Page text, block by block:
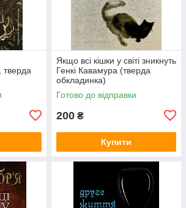
Якщо всі кішки у світі зникнуть
Генкі Кавамура (тверда
обкладинка)
Готово до відправки
200 ₴
Купити